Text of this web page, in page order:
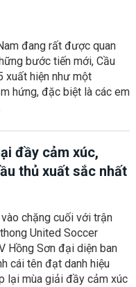
đang rất được quan
bước tiến mới, Cầu
xuất hiện như một
hứng, đặc biệt là các em
đầy cảm xúc,
thủ xuất sắc nhất
chặng cuối với trận
United Soccer
Hồng Sơn đại diện ban
cái tên đạt danh hiệu
lại mùa giải đầy cảm xúc